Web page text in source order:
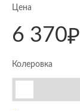
Цена
6 370₽
Колеровка